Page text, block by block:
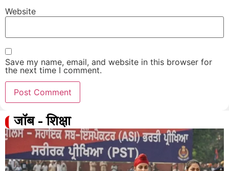
Website
Save my name, email, and website in this browser for
the next time I comment.
जॉब - शिक्षा